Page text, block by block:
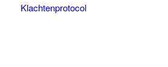
Klachtenprotocol